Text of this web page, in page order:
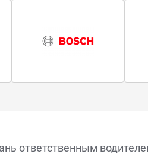
ответственным